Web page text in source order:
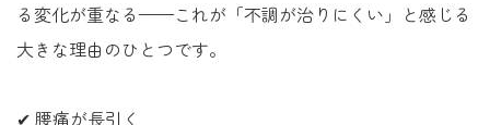
る変化が重なる——これが「不調が治りにくい」と感じる
大きな理由のひとつです。
✔ 腰痛が長引く